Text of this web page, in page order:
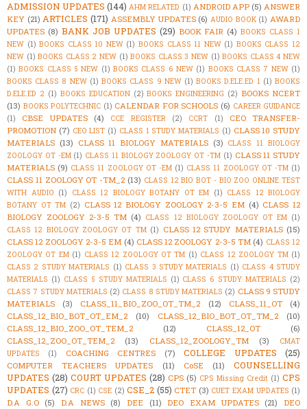
ADMISSION UPDATES (144) AHM RELATED (1) ANDROID APP (5) ANSWER
KEY (21) ARTICLES (171) ASSEMBLY UPDATES (6) AUDIO BOOK (1) AWARD
UPDATES (8) BANK JOB UPDATES (29) BOOK FAIR (4) BOOKS CLASS 1
NEW (1) BOOKS CLASS 10 NEW (1) BOOKS CLASS 11 NEW (1) BOOKS CLASS 12
NEW (1) BOOKS CLASS 2 NEW (1) BOOKS CLASS 3 NEW (1) BOOKS CLASS 4 NEW
(1) BOOKS CLASS 5 NEW (1) BOOKS CLASS 6 NEW (1) BOOKS CLASS 7 NEW (1)
BOOKS CLASS 8 NEW (1) BOOKS CLASS 9 NEW (1) BOOKS D.ELE.ED 1 (1) BOOKS
D.ELE.ED 2 (1) BOOKS EDUCATION (2) BOOKS ENGINEERING (2) BOOKS NCERT
(13) BOOKS POLYTECHNIC (1) CALENDAR FOR SCHOOLS (6) CAREER GUIDANCE
(1)
CBSE UPDATES (4) CCE REGISTER (2) CCRT (1)
CEO TRANSFER-
PROMOTION (7) CEO LIST (1) CLASS 1 STUDY MATERIALS (1) CLASS 10 STUDY
MATERIALS (13) CLASS 11 BIOLOGY MATERIALS (3) CLASS 11 BIOLOGY
ZOOLOGY OT -EM (1) CLASS 11 BIOLOGY ZOOLOGY OT -TM (1) CLASS 11 STUDY
MATERIALS (9) CLASS 11 ZOOLOGY OT -EM (1) CLASS 11 ZOOLOGY OT -TM (1)
CLASS 11 ZOOLOGY OT -TM_2 (13) CLASS 12 BIO BOT - BIO ZOO ONLINE TEST
WITH AUDIO (1) CLASS 12 BIOLOGY BOTANY OT EM (1) CLASS 12 BIOLOGY
BOTANY OT TM (2) CLASS 12 BIOLOGY ZOOLOGY 2-3-5 EM (4) CLASS 12
BIOLOGY ZOOLOGY 2-3-5 TM (4) CLASS 12 BIOLOGY ZOOLOGY OT EM (1)
CLASS 12 BIOLOGY ZOOLOGY OT TM (1) CLASS 12 STUDY MATERIALS (15)
CLASS 12 ZOOLOGY 2-3-5 EM (4) CLASS 12 ZOOLOGY 2-3-5 TM (4) CLASS 12
ZOOLOGY OT EM (1) CLASS 12 ZOOLOGY OT TM (1) CLASS 12 ZOOLOGY TM (1)
CLASS 2 STUDY MATERIALS (1) CLASS 3 STUDY MATERIALS (1) CLASS 4 STUDY
MATERIALS (1) CLASS 5 STUDY MATERIALS (1) CLASS 6 STUDY MATERIALS (2)
CLASS 7 STUDY MATERIALS (2) CLASS 8 STUDY MATERIALS (2) CLASS 9 STUDY
MATERIALS
(3) CLASS_11_BIO_ZOO_OT_TM_2 (12) CLASS_11_OT
(4)
CLASS_12_BIO_BOT_OT_EM_2
(10) CLASS_12_BIO_BOT_OT_TM_2
(10)
CLASS_12_BIO_ZOO_OT_TEM_2
(12) CLASS_12_OT
(6)
CLASS_12_ZOO_OT_TEM_2
(13) CLASS_12_ZOOLOGY_TM (3)
CMAT
UPDATES
(1) COACHING CENTRES (7) COLLEGE UPDATES (25)
COMPUTER TEACHERS UPDATES (11) CoSE (11)
COUNSELLING
UPDATES (28) COURT UPDATES (28) CPS (5) CPS Missing Credit (1) CPS
UPDATES (27) CRC (1) CSE (2) CSE_2 (55) CTET (3) CUET EXAM UPDATES (1)
D.A G.O (5) D.A NEWS (8) DEE (11) DEO EXAM UPDATES (21)
DEO